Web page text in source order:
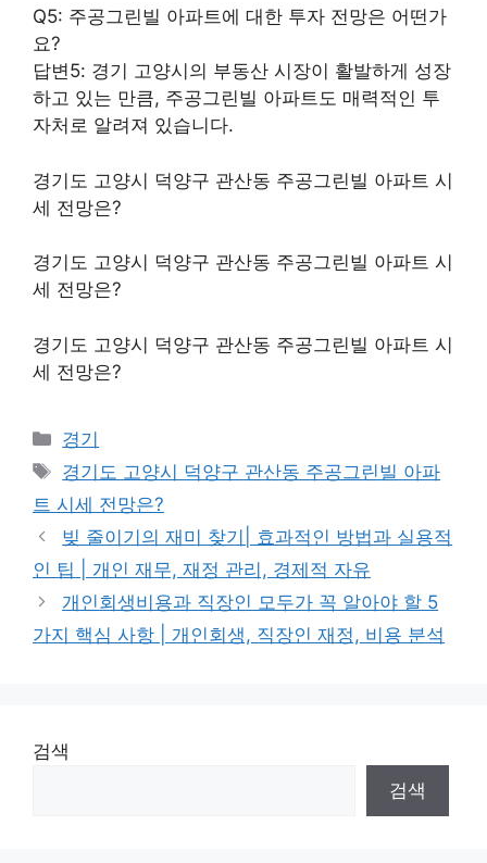
Q5: 주공그린빌 아파트에 대한 투자 전망은 어떤가
요?
답변5: 경기 고양시의 부동산 시장이 활발하게 성장
하고 있는 만큼, 주공그린빌 아파트도 매력적인 투
자처로 알려져 있습니다.
경기도 고양시 덕양구 관산동 주공그린빌 아파트 시
세 전망은?
경기도 고양시 덕양구 관산동 주공그린빌 아파트 시
세 전망은?
경기도 고양시 덕양구 관산동 주공그린빌 아파트 시
세 전망은?
Categories
경기
Tags
경기도 고양시 덕양구 관산동 주공그린빌 아파
트 시세 전망은?
빚 줄이기의 재미 찾기| 효과적인 방법과 실용적
인 팁 | 개인 재무, 재정 관리, 경제적 자유
개인회생비용과 직장인 모두가 꼭 알아야 할 5
가지 핵심 사항 | 개인회생, 직장인 재정, 비용 분석
검색
검색